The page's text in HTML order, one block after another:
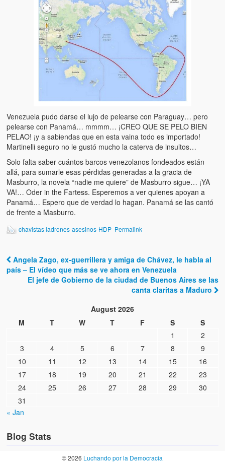
Víctimas del régimen dictatorial de Chávez desde que tomó el
poder hasta el 31 de diciembre de 2009
Víctimas inocentes de la violencia castrista del 4 de Febrero de
¡¡¡Miserable traidor, mira a tu pueblo!!! (Despicable traitor, look
your country!!!)
Versos
Cuentos
Videos
Chistes
Venezuela pudo darse el lujo de pelearse con Paraguay… pero
pelearse con Panamá… mmmm… ¡CREO QUE SE PELO BIEN
PELAO! ¡y a sabiendas que en esta vaina todo es importado!
Martinelli seguro no le gustó mucho la caterva de insultos…
Solo falta saber cuántos barcos venezolanos fondeados están
allá, para sumarle esas pérdidas generadas a la gracia de
Masburro, la novela “nadie me quiere” de Masburro sigue… ¡YA
VA!… Oder in the Fartess. Esperemos a ver quienes apoyan a
Panamá… Espero que de verdad lo hagan. Panamá se las cantó
de frente a Masburro.
chavistas ladrones-asesinos-HDP Permalink
Post navigation
Angela Zago, ex-guerrillera y amiga de Chávez, le habla al
país – El vídeo que más se ve ahora en Venezuela
El jefe de Gobierno de la ciudad de Buenos Aires se las
canta claritas a Maduro
August 2026
M
T W T F S
S
1
2
3
4 5 6 7 8
9
10
11 12 13 14 15
16
17
18 19 20 21 22
23
24
25 26 27 28 29
30
31
« Jan
Blog Stats
© 2026 Luchando por la Democracia